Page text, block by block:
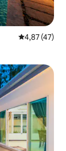
4,87 de uma
4,87 (47)